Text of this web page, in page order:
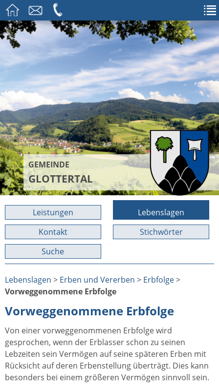
GEMEINDE
GLOTTERTAL
Leistungen
Lebenslagen
Kontakt
Stichwörter
Suche
Lebenslagen > Erben und Vererben > Erbfolge>
Vorweggenommene Erbfolge
Vorweggenommene Erbfolge
Von einer vorweggenommenen Erbfolge wird
gesprochen, wenn der Erblasser schon zu seinen
Lebzeiten sein Vermögen auf seine späteren Erben mit
Rücksicht auf deren Erbenstellung überträgt. Dies kann
besonders bei einem größeren Vermögen sinnvoll sein.